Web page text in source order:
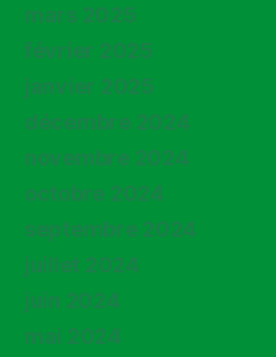
mars 2025
février 2025
janvier 2025
décembre 2024
novembre 2024
octobre 2024
septembre 2024
juillet 2024
juin 2024
mai 2024